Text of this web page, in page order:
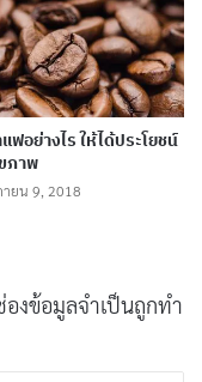
งินปัง คนแห่ซื้อไม่ขาด
ได้คะแนนต่ำกว่า
เหตุผลที่กาแฟ
ฟอย่างไร ให้ได้ประโยชน์
ภาพ
ยน 9, 2018
องข้อมูลจำเป็นถูกทำ